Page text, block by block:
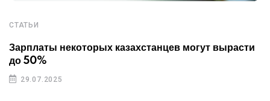
СТАТЬИ
Зарплаты некоторых казахстанцев могут вырасти
до 50%
29.07.2025